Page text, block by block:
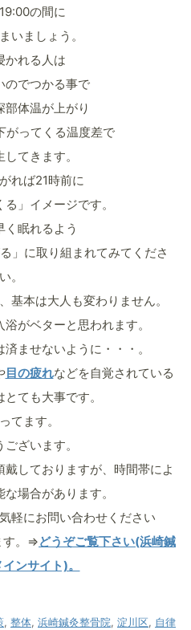
の間に
いましょう。
かれる人は
のでつかる事で
部体温が上がり
がってくる温度差で
てきます。
れば21時前に
」イメージです。
く眠れるよう
」に取り組まれてみてくださ
い。
基本は大人も変わりません。
がベターと思われます。
ませないように・・・。
目の疲れなどを自覚されている
ても大事です。
てます。
ざいます。
しておりますが、時間帯によ
場合があります。
軽にお問い合わせください
す。⇒どうぞご覧下さい(浜崎鍼
ンサイト)。
, 整体, 浜崎鍼灸整骨院, 淀川区, 自律